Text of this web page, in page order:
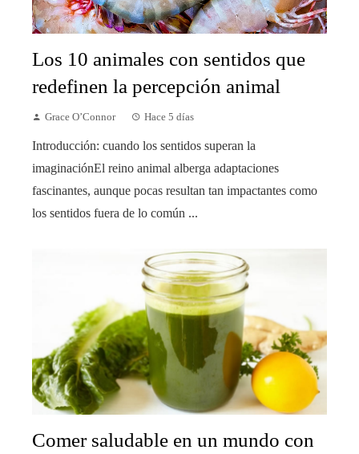
Los 10 animales con sentidos que
redefinen la percepción animal
Grace O’Connor Hace 5 días
Introducción: cuando los sentidos superan la
imaginaciónEl reino animal alberga adaptaciones
fascinantes, aunque pocas resultan tan impactantes como
los sentidos fuera de lo común ...
Comer saludable en un mundo con